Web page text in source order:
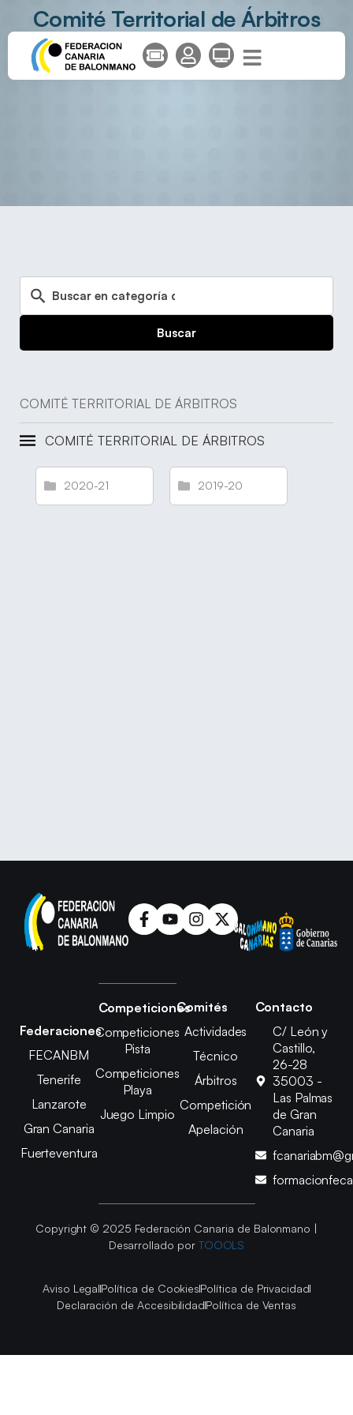
Comité Territorial de Árbitros
Buscar
COMITÉ TERRITORIAL DE ÁRBITROS
COMITÉ TERRITORIAL DE ÁRBITROS
2020-21 2019-20
Federaciones
FECANBM
Tenerife
Lanzarote
Gran Canaria
Fuerteventura
Competiciones
Competiciones
Pista
Competiciones
Playa
Juego Limpio
Comités
Actividades
Técnico
Árbitros
Competición
Apelación
Contacto
C/ León y
Castillo,
26-28
35003 -
Las Palmas
de Gran
Canaria
Copyright © 2025 Federación Canaria de Balonmano |
Desarrollado por TOOOLS
Aviso LegalPolítica de CookiesPolítica de Privacidad
Declaración de AccesibilidadPolítica de Ventas